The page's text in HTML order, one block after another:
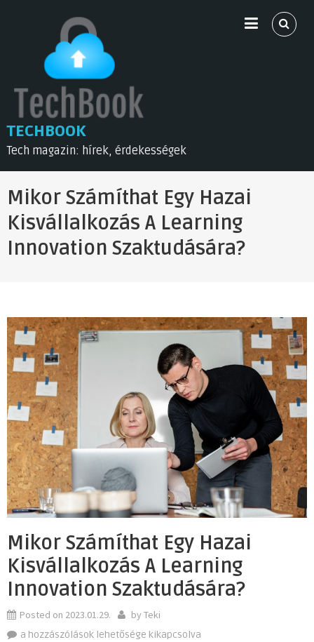
TECHBOOK
Tech magazin: hírek, érdekességek
Mikor Számíthat Egy Hazai
Kisvállalkozás A Learning
Innovation Szaktudására?
Mikor Számíthat Egy Hazai
Kisvállalkozás A Learning
Innovation Szaktudására?
Posted on 2023.01.29. by Teki
Mikor
a hozzászólások lehetősége kikapcsolva